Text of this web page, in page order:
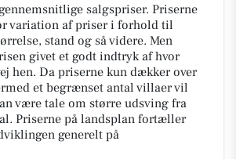
salgspriser. Priserne
variation af priser i forhold til
stand og så videre. Men
givet et godt indtryk af hvor
hen. Da priserne kun dækker over
et begrænset antal villaer vil
være tale om større udsving fra
Priserne på landsplan fortæller
generelt på